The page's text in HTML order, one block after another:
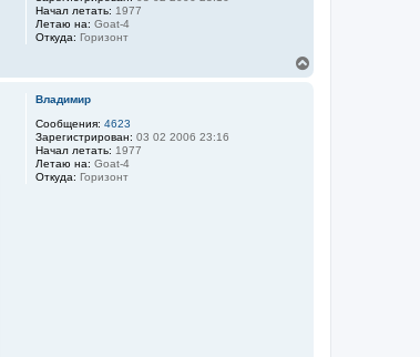
Начал летать: 1977
Летаю на: Goat-4
Откуда: Горизонт
Владимир
Сообщения: 4623
Зарегистрирован: 03 02 2006 23:16
Начал летать: 1977
Летаю на: Goat-4
Откуда: Горизонт